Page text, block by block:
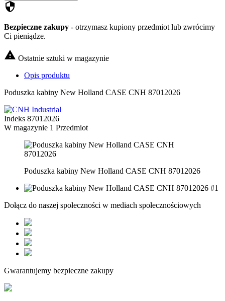
security
Bezpieczne zakupy - otrzymasz kupiony przedmiot lub zwrócimy
Ci pieniądze.
 Ostatnie sztuki w magazynie
Opis produktu
Poduszka kabiny New Holland CASE CNH 87012026
Indeks 87012026
W magazynie 1 Przedmiot
Poduszka kabiny New Holland CASE CNH 87012026
Dołącz do naszej społeczności w mediach społecznościowych
Gwarantujemy bezpieczne zakupy